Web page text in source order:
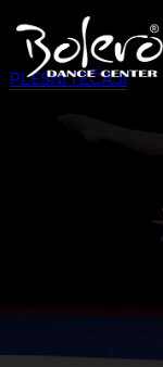
PLESNI TEČAJI